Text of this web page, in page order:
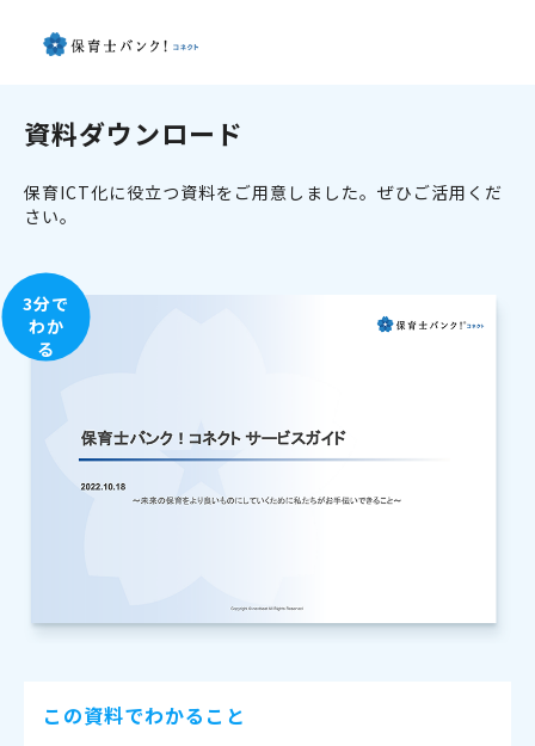
資料ダウンロード
保育ICT化に役立つ資料をご用意しました。ぜひご活用くだ
さい。
3分で
わか
る
この資料でわかること